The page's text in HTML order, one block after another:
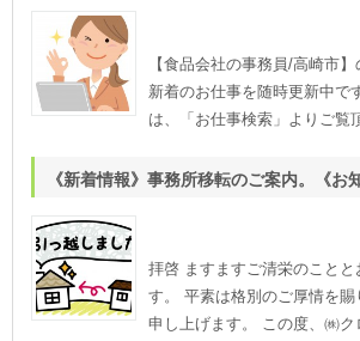
【食品会社の事務員/高崎市
新着のお仕事を随時更新中で
は、「お仕事検索」よりご覧
《新着情報》事務所移転のご案内。《お
拝啓 ますますご清栄のことと
す。 平素は格別のご厚情を
申し上げます。 この度、㈱